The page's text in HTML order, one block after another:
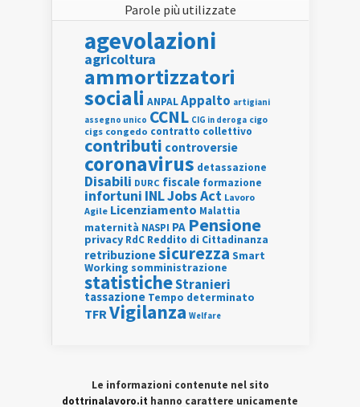
Parole più utilizzate
agevolazioni
agricoltura
ammortizzatori
sociali ANPALAppalto artigiani
assegno unico CCNL CIG in deroga cigo
cigs congedo contratto collettivo
contributi controversie
coronavirus detassazione
Disabili DURC fiscale formazione
infortuni INLJobs Act Lavoro
Agile Licenziamento Malattia
maternità NASPI PA Pensione
privacy RdC Reddito di Cittadinanza
retribuzionesicurezza Smart
Working somministrazione
statisticheStranieri
tassazione Tempo determinato
TFR Vigilanza Welfare
Le informazioni contenute nel sito
dottrinalavoro.it hanno carattere unicamente